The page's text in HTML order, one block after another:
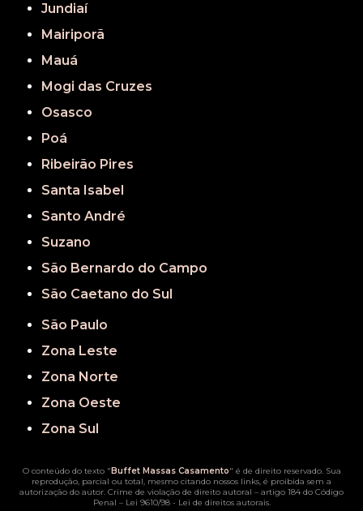
Jundiaí
Mairiporã
Mauá
Mogi das Cruzes
Osasco
Poá
Ribeirão Pires
Santa Isabel
Santo André
Suzano
São Bernardo do Campo
São Caetano do Sul
São Paulo
Zona Leste
Zona Norte
Zona Oeste
Zona Sul
O conteúdo do texto " Buffet Massas Casamento" é de direito reservado. Sua
reprodução, parcial ou total, mesmo citando nossos links, é proibida sem a
autorização do autor. Crime de violação de direito autoral – artigo 184 do Código
Penal – Lei 9610/98 - Lei de direitos autorais.